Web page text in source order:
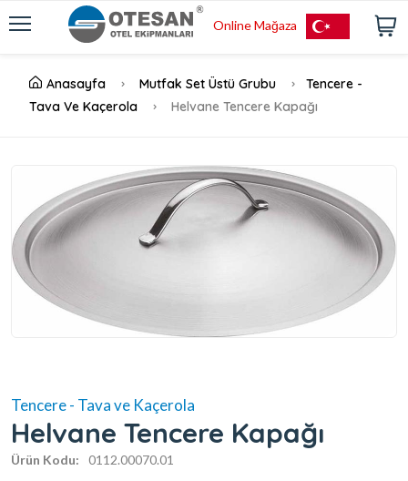
Online Mağaza
Anasayfa Mutfak Set Üstü Grubu
Tencere -
Tava Ve Kaçerola
Helvane Tencere Kapağı
Tencere - Tava ve Kaçerola
Helvane Tencere Kapağı
Ürün Kodu: 0112.00070.01